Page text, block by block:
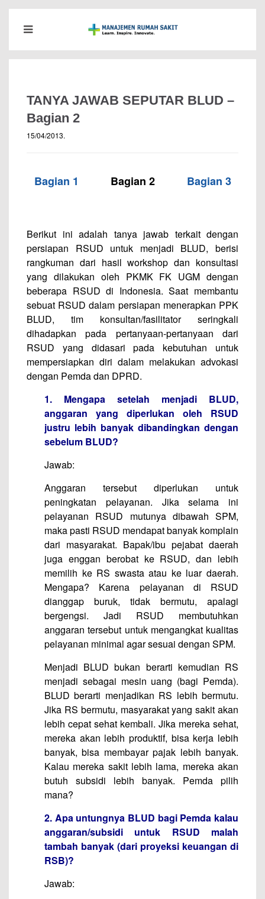
TANYA JAWAB SEPUTAR BLUD –
Bagian 2
15/04/2013.
Bagian 1 Bagian 2——— Bagian 3
Berikut ini adalah tanya jawab terkait dengan
persiapan RSUD untuk menjadi BLUD, berisi
rangkuman dari hasil workshop dan konsultasi
yang dilakukan oleh PKMK FK UGM dengan
beberapa RSUD di Indonesia. Saat membantu
sebuat RSUD dalam persiapan menerapkan PPK
BLUD, tim konsultan/fasilitator seringkali
dihadapkan pada pertanyaan-pertanyaan dari
RSUD yang didasari pada kebutuhan untuk
mempersiapkan diri dalam melakukan advokasi
dengan Pemda dan DPRD.
1. Mengapa setelah menjadi BLUD,
anggaran yang diperlukan oleh RSUD
justru lebih banyak dibandingkan dengan
sebelum BLUD?
Jawab:
Anggaran tersebut diperlukan untuk
peningkatan pelayanan. Jika selama ini
pelayanan RSUD mutunya dibawah SPM,
maka pasti RSUD mendapat banyak komplain
dari masyarakat. Bapak/ibu pejabat daerah
juga enggan berobat ke RSUD, dan lebih
memilih ke RS swasta atau ke luar daerah.
Mengapa? Karena pelayanan di RSUD
dianggap buruk, tidak bermutu, apalagi
bergengsi. Jadi RSUD membutuhkan
anggaran tersebut untuk mengangkat kualitas
pelayanan minimal agar sesuai dengan SPM.
Menjadi BLUD bukan berarti kemudian RS
menjadi sebagai mesin uang (bagi Pemda).
BLUD berarti menjadikan RS lebih bermutu.
Jika RS bermutu, masyarakat yang sakit akan
lebih cepat sehat kembali. Jika mereka sehat,
mereka akan lebih produktif, bisa kerja lebih
banyak, bisa membayar pajak lebih banyak.
Kalau mereka sakit lebih lama, mereka akan
butuh subsidi lebih banyak. Pemda pilih
mana?
2. Apa untungnya BLUD bagi Pemda kalau
anggaran/subsidi untuk RSUD malah
tambah banyak (dari proyeksi keuangan di
RSB)?
Jawab: